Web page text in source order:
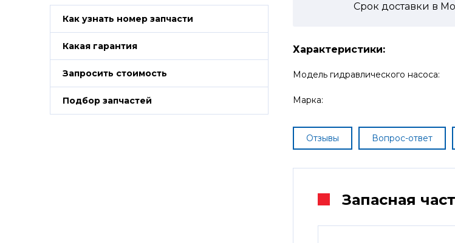
Как узнать номер запчасти
Какая гарантия
Запросить стоимость
Подбор запчастей
Срок доставки в
Характеристики:
Модель гидравлического насоса:
Марка:
Отзывы Вопрос-ответ
Запасная